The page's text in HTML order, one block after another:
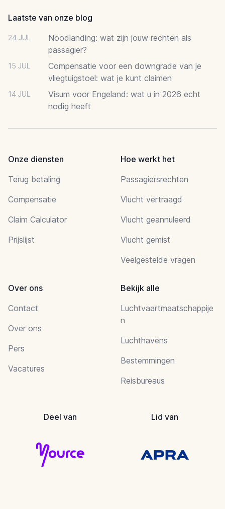
Laatste van onze blog
24 JUL
Noodlanding: wat zijn jouw rechten als
passagier?
15 JUL
Compensatie voor een downgrade van je
vliegtuigstoel: wat je kunt claimen
14 JUL
Visum voor Engeland: wat u in 2026 echt
nodig heeft
Onze diensten
Terug betaling
Compensatie
Claim Calculator
Prijslijst
Hoe werkt het
Passagiersrechten
Vlucht vertraagd
Vlucht geannuleerd
Vlucht gemist
Veelgestelde vragen
Over ons
Contact
Over ons
Pers
Vacatures
Bekijk alle
Luchtvaartmaatschappije
n
Luchthavens
Bestemmingen
Reisbureaus
Deel van Lid van